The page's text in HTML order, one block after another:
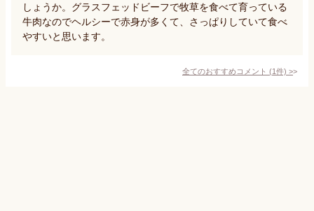
しょうか。グラスフェッドビーフで牧草を食べて育っている
牛肉なのでヘルシーで赤身が多くて、さっぱりしていて食べ
やすいと思います。
全てのおすすめコメント (1件) >